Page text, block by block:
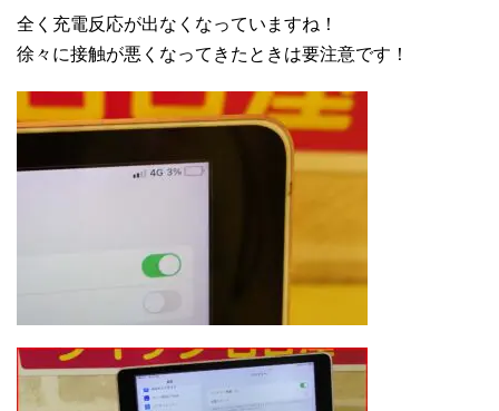
全く充電反応が出なくなっていますね！
徐々に接触が悪くなってきたときは要注意です！